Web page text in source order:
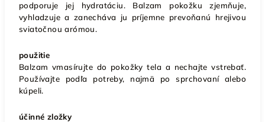
podporuje jej hydratáciu. Balzam pokožku zjemňuje,
vyhladzuje a zanecháva ju príjemne prevoňanú hrejivou
sviatočnou arómou.
použitie
Balzam vmasírujte do pokožky tela a nechajte vstrebať.
Používajte podľa potreby, najmä po sprchovaní alebo
kúpeli.
účinné zložky